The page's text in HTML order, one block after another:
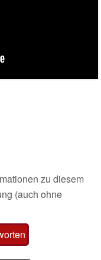
zu diesem
(auch ohne